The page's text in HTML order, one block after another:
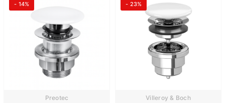
- 14%
Preotec
- 23%
Villeroy & Boch